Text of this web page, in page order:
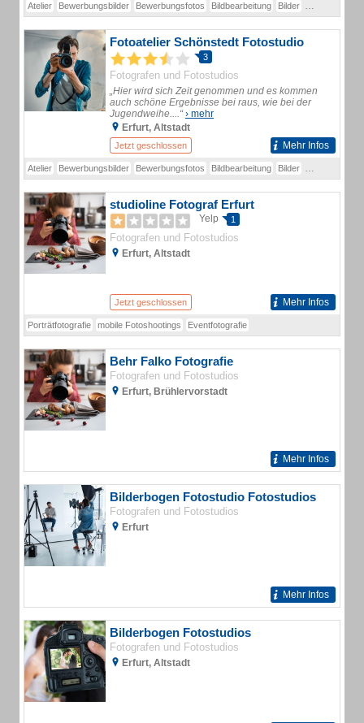
Atelier Bewerbungsbilder Bewerbungsfotos Bildbearbeitung Bilder
Fotoatelier Schönstedt Fotostudio
3
Fotografen und Fotostudios
„Hier wird sich Zeit genommen und es kommen
auch schöne Ergebnisse bei raus, wie bei der
Jugendweihe....“› mehr
Erfurt, Altstadt
Jetzt geschlossen Mehr Infos
Atelier Bewerbungsbilder Bewerbungsfotos Bildbearbeitung Bilder
studioline Fotograf Erfurt
Yelp 1
Fotografen und Fotostudios
Erfurt, Altstadt
Jetzt geschlossen Mehr Infos
Porträtfotografie mobile Fotoshootings Eventfotografie
Behr Falko Fotografie
Fotografen und Fotostudios
Erfurt, Brühlervorstadt
Mehr Infos
Bilderbogen Fotostudio Fotostudios
Fotografen und Fotostudios
Erfurt
Mehr Infos
Bilderbogen Fotostudios
Fotografen und Fotostudios
Erfurt, Altstadt